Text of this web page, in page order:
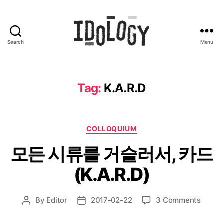
Search Menu
Tag: K.A.R.D
Categories
COLLOQUIUM
모든 시류를 거슬러서, 카드
(K.A.R.D)
Post
By Editor
Post2017-02-22 3 Commentson